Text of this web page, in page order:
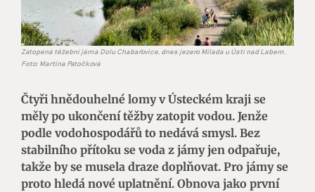
Zatopená těžební jáma Dolu Chabařovice, dnes jezero Milada u Ústí nad Labem.
Foto: Martina Patočková
Čtyři hnědouhelné lomy v Ústeckém kraji se
měly po ukončení těžby zatopit vodou. Jenže
podle vodohospodářů to nedává smysl. Bez
stabilního přítoku se voda z jámy jen odpařuje,
takže by se musela draze doplňovat. Pro jámy se
proto hledá nové uplatnění. Obnova jako první